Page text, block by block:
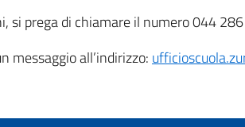
si prega di chiamare il numero 044
messaggio all’indirizzo: